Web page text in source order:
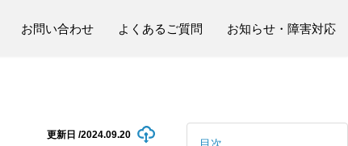
お問い合わせ よくあるご質問 お知らせ・障害対応
更新日 /2024.09.20